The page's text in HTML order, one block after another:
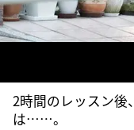
2時間のレッスン後
は……。